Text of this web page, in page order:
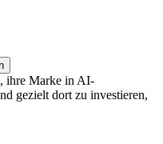
ihre Marke in AI-
gezielt dort zu investieren,